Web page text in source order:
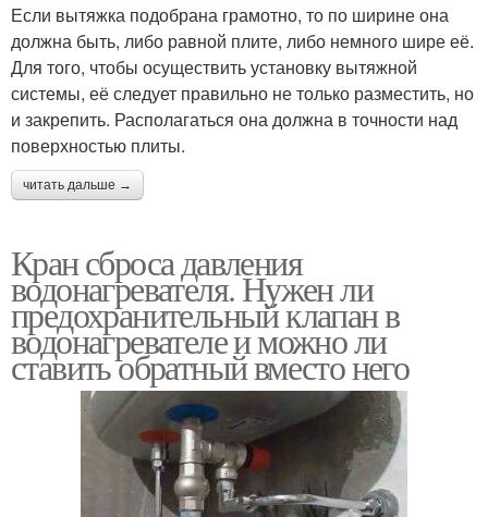
Если вытяжка подобрана грамотно, то по ширине она
должна быть, либо равной плите, либо немного шире её.
Для того, чтобы осуществить установку вытяжной
системы, её следует правильно не только разместить, но
и закрепить. Располагаться она должна в точности над
поверхностью плиты.
читать дальше →
Кран сброса давления
водонагревателя. Нужен ли
предохранительный клапан в
водонагревателе и можно ли
ставить обратный вместо него